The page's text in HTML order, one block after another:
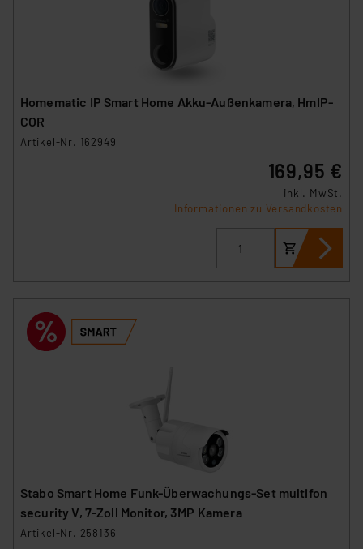
Homematic IP Smart Home Akku-Außenkamera, HmIP-
COR
Artikel-Nr. 162949
169,95 €
inkl. MwSt.
Informationen zu Versandkosten
Stabo Smart Home Funk-Überwachungs-Set multifon
security V, 7-Zoll Monitor, 3MP Kamera
Artikel-Nr. 258136